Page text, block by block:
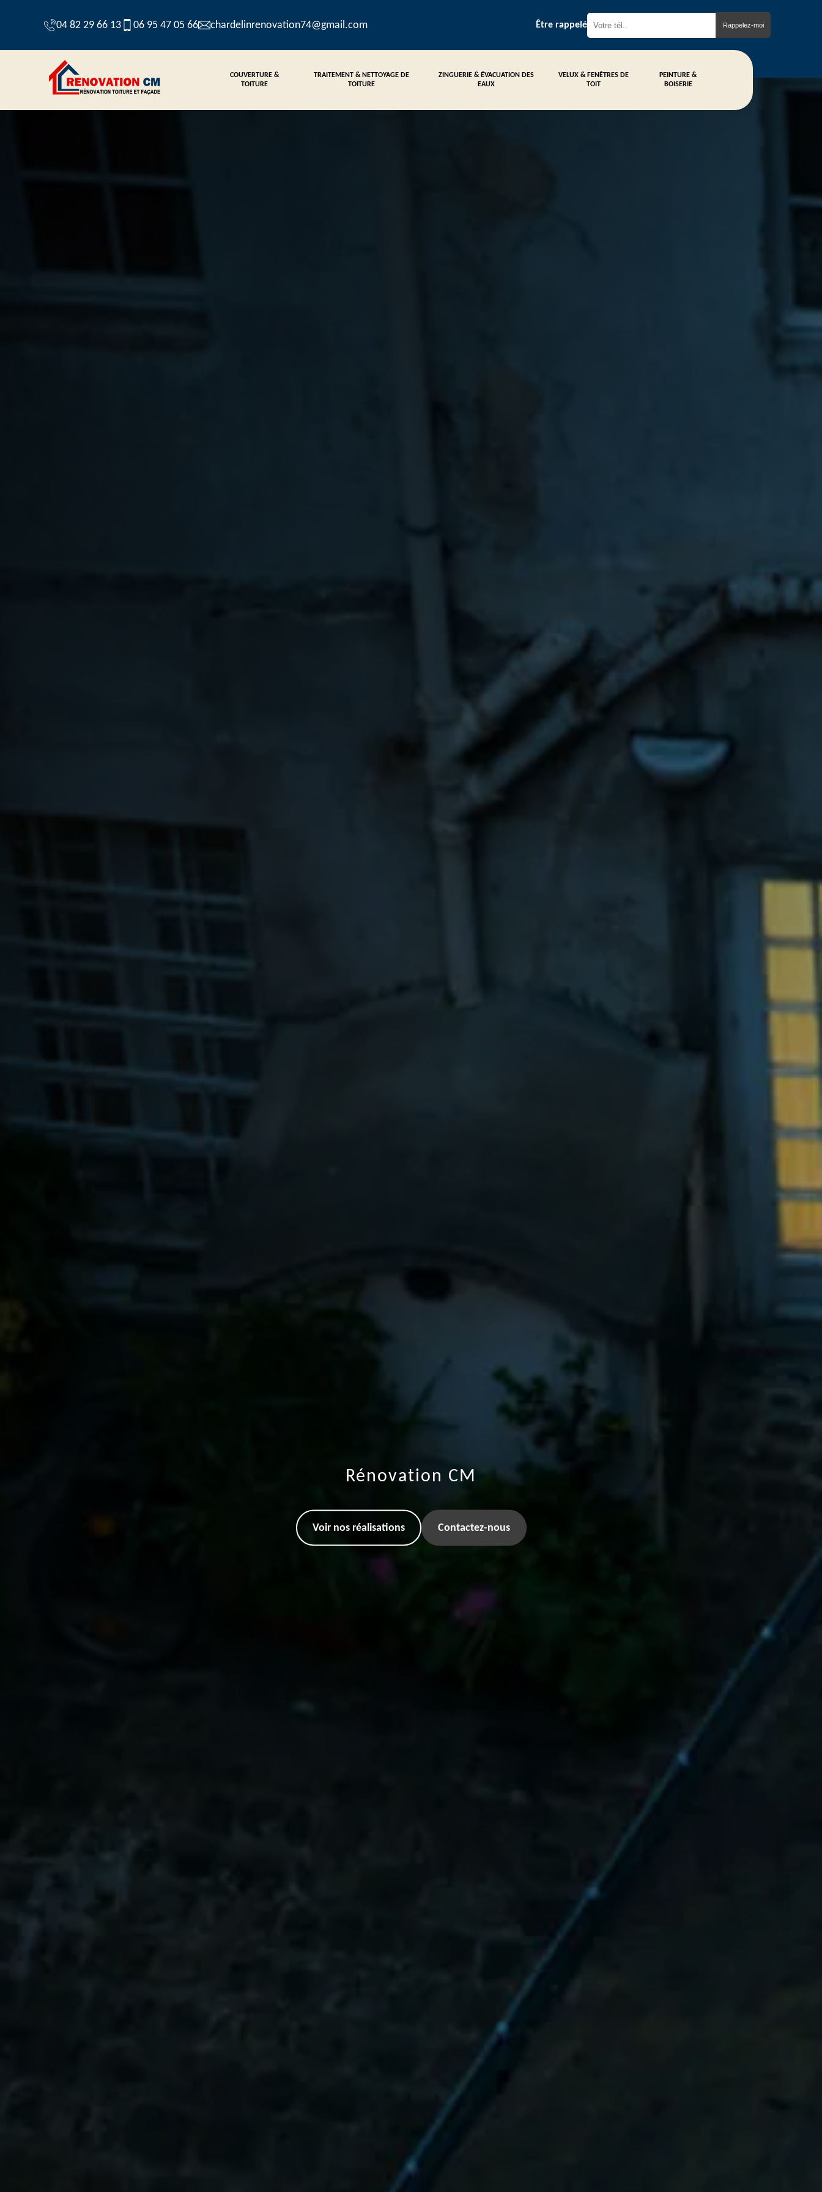
04 82 29 66 13 06 95 47 05 66 chardelinrenovation74@gmail.com Être rappelé
COUVERTURE &
TOITURE
TRAITEMENT & NETTOYAGE DE
TOITURE
ZINGUERIE & ÉVACUATION DES
EAUX
VELUX & FENÊTRES DE
TOIT
PEINTURE &
BOISERIE
Rénovation CM
Voir nos réalisations Contactez-nous